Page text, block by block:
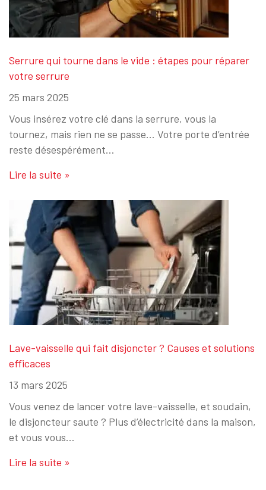
Serrure qui tourne dans le vide : étapes pour réparer
votre serrure
25 mars 2025
Vous insérez votre clé dans la serrure, vous la
tournez, mais rien ne se passe… Votre porte d’entrée
reste désespérément…
Lire la suite »
Lave-vaisselle qui fait disjoncter ? Causes et solutions
efficaces
13 mars 2025
Vous venez de lancer votre lave-vaisselle, et soudain,
le disjoncteur saute ? Plus d’électricité dans la maison,
et vous vous…
Lire la suite »